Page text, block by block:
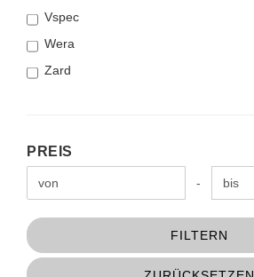
Vspec
Wera
Zard
PREIS
PREIS
Preis bis -
FILTERN